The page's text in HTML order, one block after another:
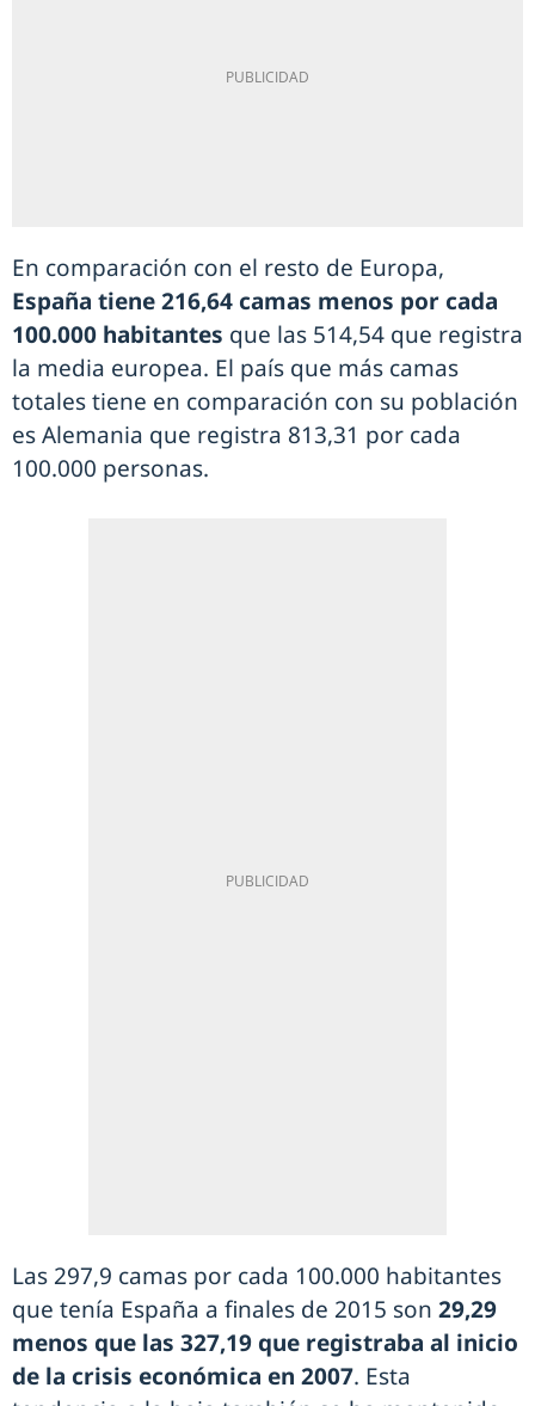
En comparación con el resto de Europa,
España tiene 216,64 camas menos por cada
100.000 habitantes que las 514,54 que registra
la media europea. El país que más camas
totales tiene en comparación con su población
es Alemania que registra 813,31 por cada
100.000 personas.
Las 297,9 camas por cada 100.000 habitantes
que tenía España a finales de 2015 son 29,29
menos que las 327,19 que registraba al inicio
de la crisis económica en 2007. Esta